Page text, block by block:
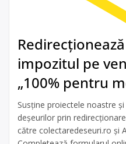
impozitul pe
„100% pentru
Susține proiectele noastre
deșeurilor prin
către colectaredeseuri.ro și